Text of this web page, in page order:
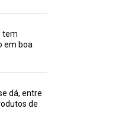
tem
em boa
dá, entre
de